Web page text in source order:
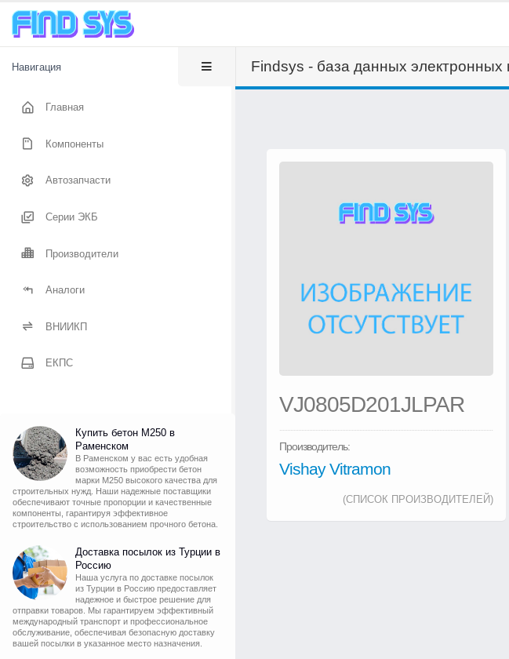
Навигация
Главная
Компоненты
Автозапчасти
Серии ЭКБ
Производители
Аналоги
ВНИИКП
ЕКПС
Купить бетон М250 в
Раменском
В Раменском у вас есть удобная
возможность приобрести бетон
марки М250 высокого качества для
строительных нужд. Наши надежные поставщики
обеспечивают точные пропорции и качественные
компоненты, гарантируя эффективное
строительство с использованием прочного бетона.
Доставка посылок из Турции в
Россию
Наша услуга по доставке посылок
из Турции в Россию предоставляет
надежное и быстрое решение для
отправки товаров. Мы гарантируем эффективный
международный транспорт и профессиональное
обслуживание, обеспечивая безопасную доставку
вашей посылки в указанное место назначения.
Findsys - база данных электронных
VJ0805D201JLPAR
Производитель:
Vishay Vitramon
(СПИСОК ПРОИЗВОДИТЕЛЕЙ)